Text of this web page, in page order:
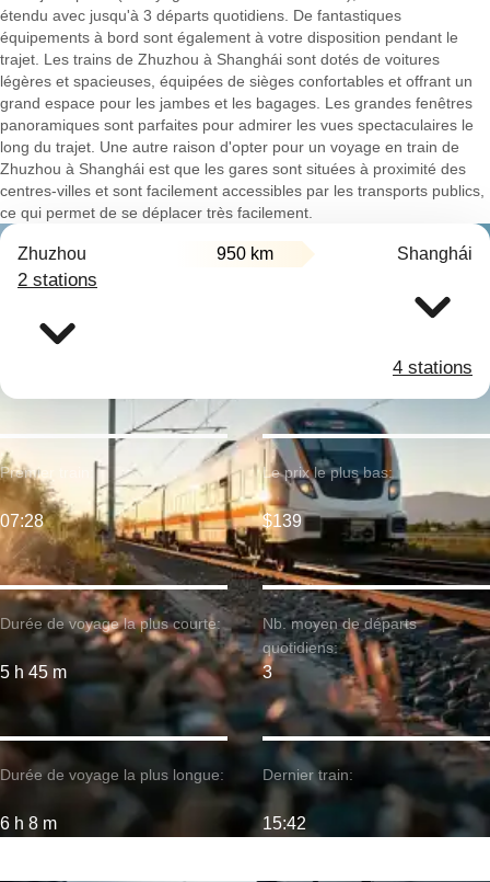
étendu avec jusqu'à 3 départs quotidiens. De fantastiques
équipements à bord sont également à votre disposition pendant le
trajet. Les trains de Zhuzhou à Shanghái sont dotés de voitures
légères et spacieuses, équipées de sièges confortables et offrant un
grand espace pour les jambes et les bagages. Les grandes fenêtres
panoramiques sont parfaites pour admirer les vues spectaculaires le
long du trajet. Une autre raison d'opter pour un voyage en train de
Zhuzhou à Shanghái est que les gares sont situées à proximité des
centres-villes et sont facilement accessibles par les transports publics,
ce qui permet de se déplacer très facilement.
Zhuzhou 950 km Shanghái
2 stations
4 stations
Durée de voyage la plus courte:
5 h 45 m
Premier train:
07:28
Durée de voyage la plus longue:
6 h 8 m
Le prix le plus bas:
$139
Nb. moyen de départs
quotidiens:
3
Dernier train:
15:42